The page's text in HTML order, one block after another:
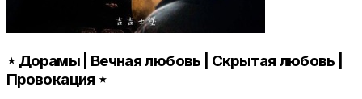
⋆ Дорамы | Вечная любовь | Скрытая любовь |
Провокация ⋆